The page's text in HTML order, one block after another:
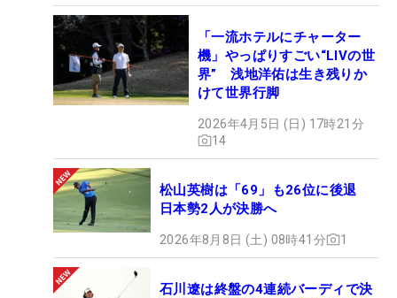
「一流ホテルにチャーター
機」やっぱりすごい“LIVの世
界” 浅地洋佑は生き残りか
けて世界行脚
2026年4月5日 (日) 17時21分
14
松山英樹は「69」も26位に後退
日本勢2人が決勝へ
2026年8月8日 (土) 08時41分 1
石川遼は終盤の4連続バーディで決